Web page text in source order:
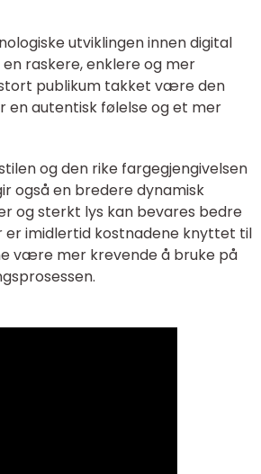
utviklingen innen digital
raskere, enklere og mer
publikum takket være den
en autentisk følelse og et mer
og den rike fargegjengivelsen
også en bredere dynamisk
og sterkt lys kan bevares bedre
er imidlertid kostnadene knyttet til
være mer krevende å bruke på